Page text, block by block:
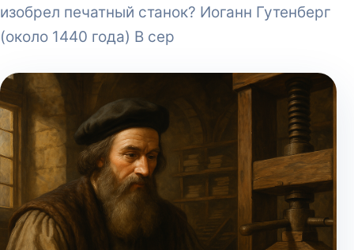
изобрел печатный станок? Иоганн Гутенберг
(около 1440 года) В сер